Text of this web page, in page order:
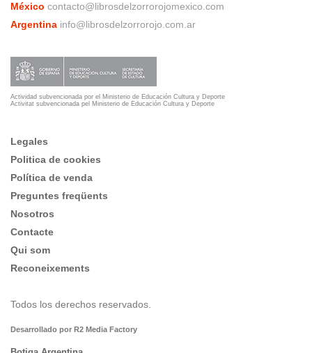
México contacto@librosdelzorrorojomexico.com
Argentina info@librosdelzorrorojo.com.ar
Actividad subvencionada por el Ministerio de Educación Cultura y Deporte
Activitat subvencionada pel Ministerio de Educación Cultura y Deporte
Legales
Politica de cookies
Política de venda
Preguntes freqüents
Nosotros
Contacte
Qui som
Reconeixements
Todos los derechos reservados.
Desarrollado por R2 Media Factory